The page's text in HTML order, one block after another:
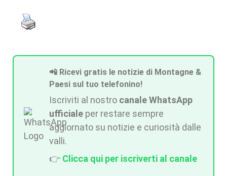
📲 Ricevi gratis le notizie di Montagne &
Paesi sul tuo telefonino!
Iscriviti al nostro canale WhatsApp
ufficiale per restare sempre
aggiornato su notizie e curiosità dalle
valli.
👉 Clicca qui per iscriverti al canale